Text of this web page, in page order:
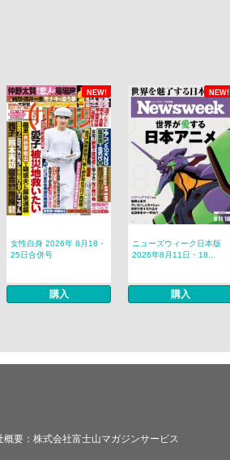
NEW! NEW!
女性自身 2026年 8月18・
25日合併号
購入
ニューズウィーク日本版
2026年8月11日・18...
購入
概要： 株式会社富士山マガジンサービス